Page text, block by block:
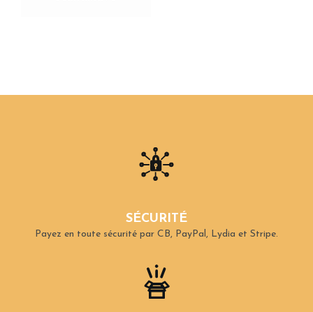
SÉCURITÉ
Payez en toute sécurité par CB, PayPal, Lydia et Stripe.